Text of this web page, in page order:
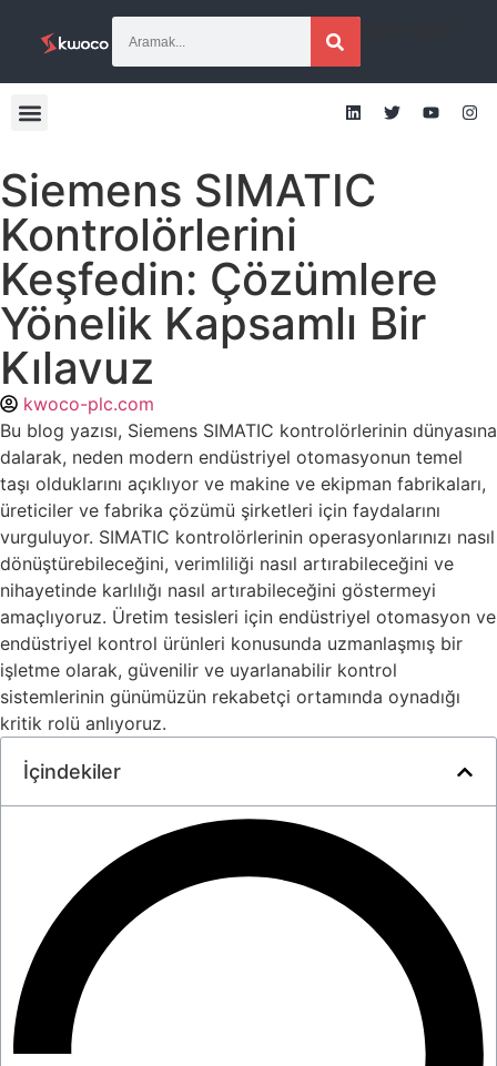
Siemens SIMATIC
Kontrolörlerini
Keşfedin: Çözümlere
Yönelik Kapsamlı Bir
Kılavuz
kwoco-plc.com
Bu blog yazısı, Siemens SIMATIC kontrolörlerinin dünyasına
dalarak, neden modern endüstriyel otomasyonun temel
taşı olduklarını açıklıyor ve makine ve ekipman fabrikaları,
üreticiler ve fabrika çözümü şirketleri için faydalarını
vurguluyor. SIMATIC kontrolörlerinin operasyonlarınızı nasıl
dönüştürebileceğini, verimliliği nasıl artırabileceğini ve
nihayetinde karlılığı nasıl artırabileceğini göstermeyi
amaçlıyoruz. Üretim tesisleri için endüstriyel otomasyon ve
endüstriyel kontrol ürünleri konusunda uzmanlaşmış bir
işletme olarak, güvenilir ve uyarlanabilir kontrol
sistemlerinin günümüzün rekabetçi ortamında oynadığı
kritik rolü anlıyoruz.
İçindekiler